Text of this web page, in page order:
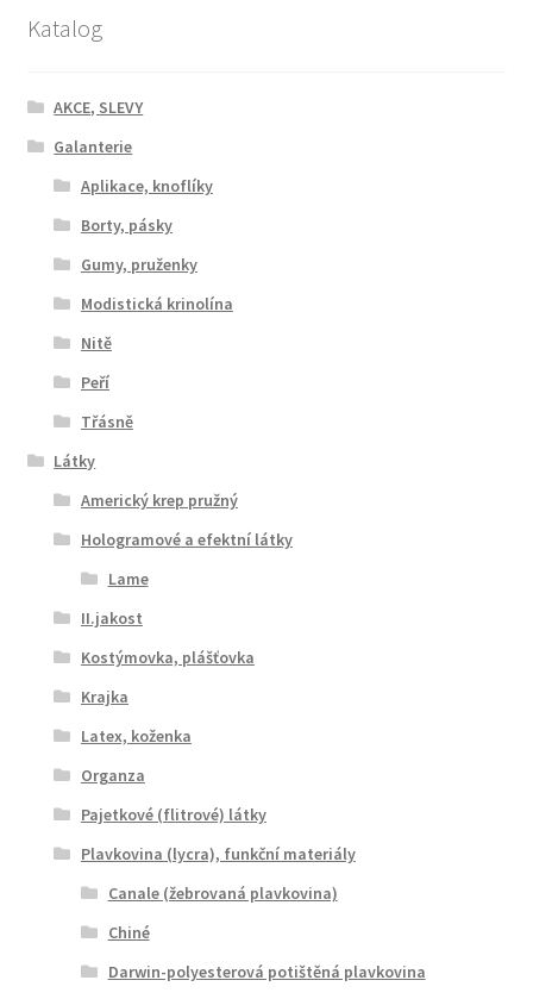
Katalog
AKCE, SLEVY
Galanterie
Aplikace, knoflíky
Borty, pásky
Gumy, pruženky
Modistická krinolína
Nitě
Peří
Třásně
Látky
Americký krep pružný
Hologramové a efektní látky
Lame
II.jakost
Kostýmovka, plášťovka
Krajka
Latex, koženka
Organza
Pajetkové (flitrové) látky
Plavkovina (lycra), funkční materiály
Canale (žebrovaná plavkovina)
Chiné
Darwin-polyesterová potištěná plavkovina